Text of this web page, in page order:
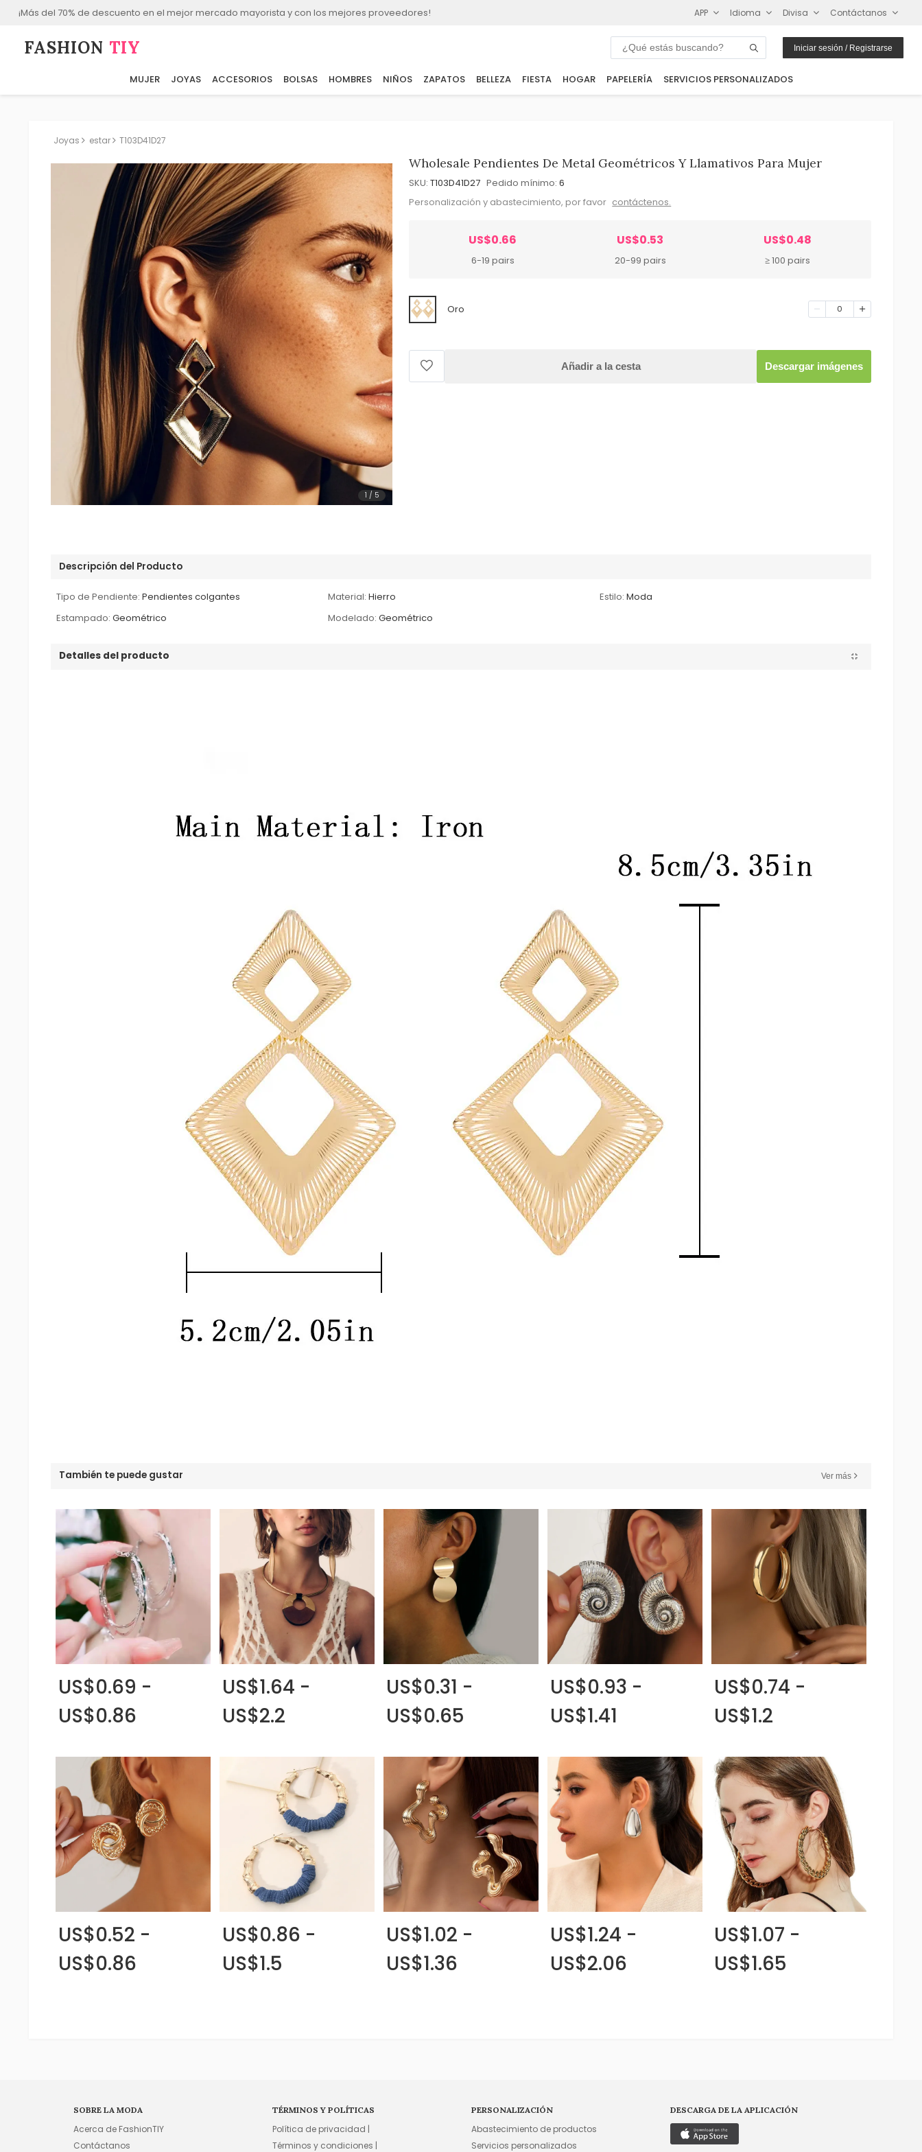
¡Más del 70% de descuento en el mejor mercado mayorista y con los mejores proveedores! APP Idioma Divisa Contáctanos
FASHION⁠ TIY Iniciar sesión / Registrarse
MUJER JOYAS ACCESORIOS BOLSAS HOMBRES NIÑOS ZAPATOS BELLEZA FIESTA HOGAR PAPELERÍA SERVICIOS PERSONALIZADOS
Joyas estar T103D41D27
1 / 5
Wholesale Pendientes De Metal Geométricos Y Llamativos Para Mujer
SKU: T103D41D27 Pedido mínimo: 6
Personalización y abastecimiento, por favor contáctenos.
US$0.66
6-19 pairs
US$0.53
20-99 pairs
US$0.48
≥ 100 pairs
Oro 0
Añadir a la cesta Descargar imágenes
Descripción del Producto
Tipo de Pendiente: Pendientes colgantes Material: Hierro Estilo: Moda
Estampado: Geométrico Modelado: Geométrico
Detalles del producto
También te puede gustar Ver más
US$0.69 -
US$0.86
US$1.64 -
US$2.2
US$0.31 -
US$0.65
US$0.93 -
US$1.41
US$0.74 -
US$1.2
US$0.52 -
US$0.86
US$0.86 -
US$1.5
US$1.02 -
US$1.36
US$1.24 -
US$2.06
US$1.07 -
US$1.65
SOBRE LA MODA
Acerca de FashionTIY
Contáctanos
TÉRMINOS Y POLÍTICAS
Política de privacidad |
Términos y condiciones |
PERSONALIZACIÓN
Abastecimiento de productos
Servicios personalizados
DESCARGA DE LA APLICACIÓN